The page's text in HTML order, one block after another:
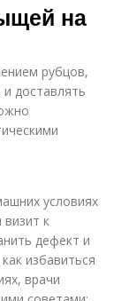
на
рубцов,
доставлять
условиях
визит к
дефект и
избавиться
врачи